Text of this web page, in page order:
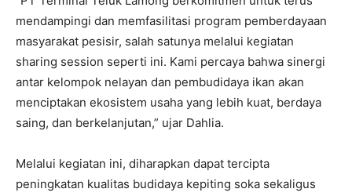
mendampingi dan memfasilitasi program pemberdayaan
masyarakat pesisir, salah satunya melalui kegiatan
sharing session seperti ini. Kami percaya bahwa sinergi
antar kelompok nelayan dan pembudidaya ikan akan
menciptakan ekosistem usaha yang lebih kuat, berdaya
saing, dan berkelanjutan,” ujar Dahlia.
Melalui kegiatan ini, diharapkan dapat tercipta
peningkatan kualitas budidaya kepiting soka sekaligus